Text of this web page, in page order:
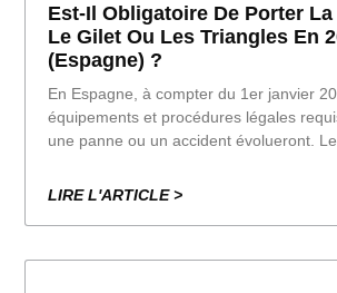
Est-Il Obligatoire De Porter La
Le Gilet Ou Les Triangles En
(Espagne) ?
En Espagne, à compter du 1er janvier
équipements et procédures légales
une panne ou un accident évolueront. Le
gyrophare V16 sera obligatoire et
LIRE L'ARTICLE >